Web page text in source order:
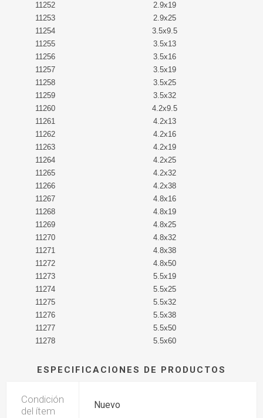
11252
2.9x19
11253
2.9x25
11254
3.5x9.5
11255
3.5x13
11256
3.5x16
11257
3.5x19
11258
3.5x25
11259
3.5x32
11260
4.2x9.5
11261
4.2x13
11262
4.2x16
11263
4.2x19
11264
4.2x25
11265
4.2x32
11266
4.2x38
11267
4.8x16
11268
4.8x19
11269
4.8x25
11270
4.8x32
11271
4.8x38
11272
4.8x50
11273
5.5x19
11274
5.5x25
11275
5.5x32
11276
5.5x38
11277
5.5x50
11278
5.5x60
ESPECIFICACIONES DE PRODUCTOS
Condición
del ítem
Nuevo